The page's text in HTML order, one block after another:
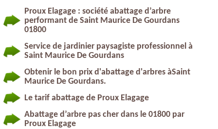
Proux Elagage : société abattage d’arbre
performant de Saint Maurice De Gourdans
01800
Service de jardinier paysagiste professionnel à
Saint Maurice De Gourdans
Obtenir le bon prix d'abattage d'arbres àSaint
Maurice De Gourdans.
Le tarif abattage de Proux Elagage
Abattage d’arbre pas cher dans le 01800 par
Proux Elagage